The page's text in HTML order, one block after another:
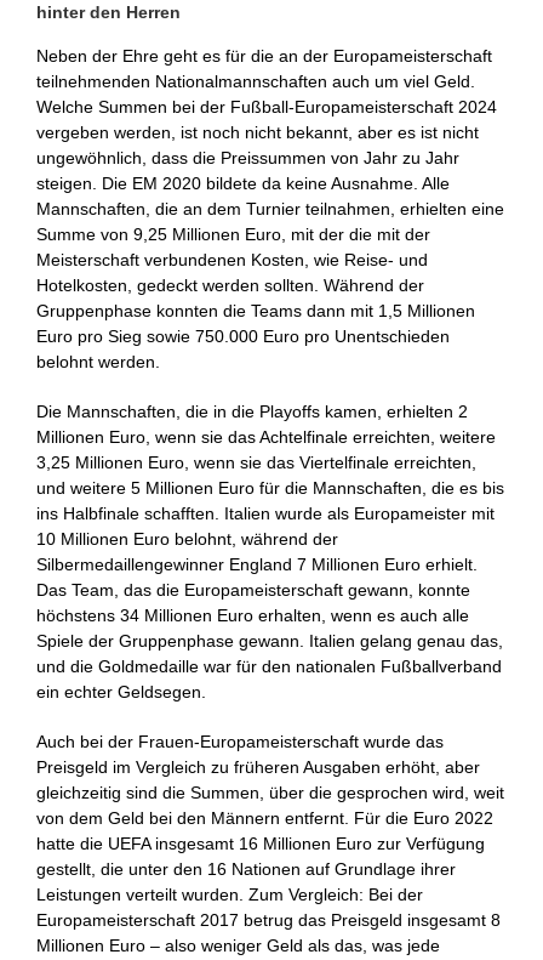
hinter den Herren
Neben der Ehre geht es für die an der Europameisterschaft
teilnehmenden Nationalmannschaften auch um viel Geld.
Welche Summen bei der Fußball-Europameisterschaft 2024
vergeben werden, ist noch nicht bekannt, aber es ist nicht
ungewöhnlich, dass die Preissummen von Jahr zu Jahr
steigen. Die EM 2020 bildete da keine Ausnahme. Alle
Mannschaften, die an dem Turnier teilnahmen, erhielten eine
Summe von 9,25 Millionen Euro, mit der die mit der
Meisterschaft verbundenen Kosten, wie Reise- und
Hotelkosten, gedeckt werden sollten. Während der
Gruppenphase konnten die Teams dann mit 1,5 Millionen
Euro pro Sieg sowie 750.000 Euro pro Unentschieden
belohnt werden.
Die Mannschaften, die in die Playoffs kamen, erhielten 2
Millionen Euro, wenn sie das Achtelfinale erreichten, weitere
3,25 Millionen Euro, wenn sie das Viertelfinale erreichten,
und weitere 5 Millionen Euro für die Mannschaften, die es bis
ins Halbfinale schafften. Italien wurde als Europameister mit
10 Millionen Euro belohnt, während der
Silbermedaillengewinner England 7 Millionen Euro erhielt.
Das Team, das die Europameisterschaft gewann, konnte
höchstens 34 Millionen Euro erhalten, wenn es auch alle
Spiele der Gruppenphase gewann. Italien gelang genau das,
und die Goldmedaille war für den nationalen Fußballverband
ein echter Geldsegen.
Auch bei der Frauen-Europameisterschaft wurde das
Preisgeld im Vergleich zu früheren Ausgaben erhöht, aber
gleichzeitig sind die Summen, über die gesprochen wird, weit
von dem Geld bei den Männern entfernt. Für die Euro 2022
hatte die UEFA insgesamt 16 Millionen Euro zur Verfügung
gestellt, die unter den 16 Nationen auf Grundlage ihrer
Leistungen verteilt wurden. Zum Vergleich: Bei der
Europameisterschaft 2017 betrug das Preisgeld insgesamt 8
Millionen Euro – also weniger Geld als das, was jede